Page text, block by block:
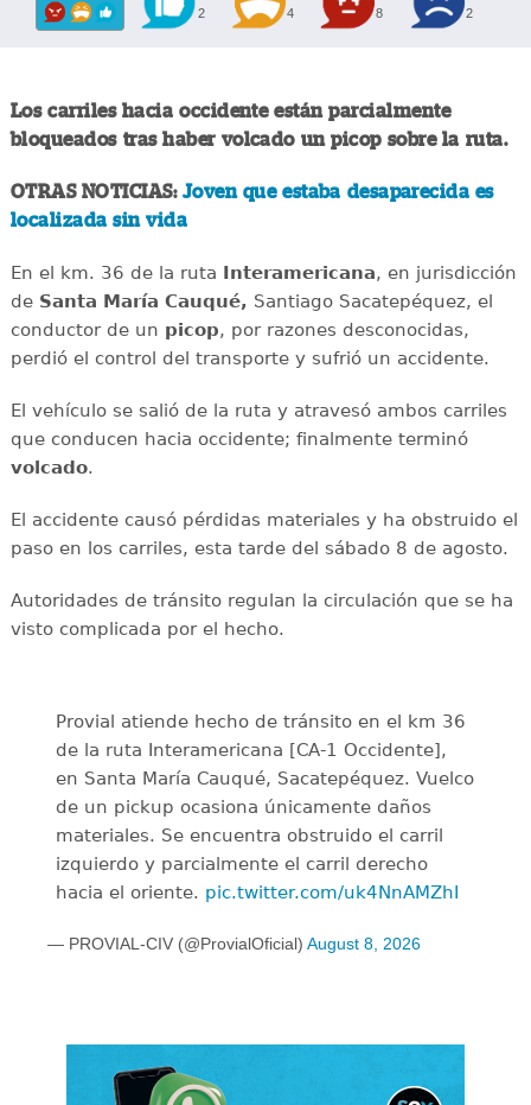
2 4 8 2
Los carriles hacia occidente están parcialmente
bloqueados tras haber volcado un picop sobre la ruta.
OTRAS NOTICIAS:Joven que estaba desaparecida es
localizada sin vida
En el km. 36 de la ruta Interamericana, en jurisdicción
de Santa María Cauqué, Santiago Sacatepéquez, el
conductor de un picop, por razones desconocidas,
perdió el control del transporte y sufrió un accidente.
El vehículo se salió de la ruta y atravesó ambos carriles
que conducen hacia occidente; finalmente terminó
volcado.
El accidente causó pérdidas materiales y ha obstruido el
paso en los carriles, esta tarde del sábado 8 de agosto.
Autoridades de tránsito regulan la circulación que se ha
visto complicada por el hecho.
Provial atiende hecho de tránsito en el km 36
de la ruta Interamericana [CA-1 Occidente],
en Santa María Cauqué, Sacatepéquez. Vuelco
de un pickup ocasiona únicamente daños
materiales. Se encuentra obstruido el carril
izquierdo y parcialmente el carril derecho
hacia el oriente. pic.twitter.com/uk4NnAMZhI
— PROVIAL-CIV (@ProvialOficial) August 8, 2026